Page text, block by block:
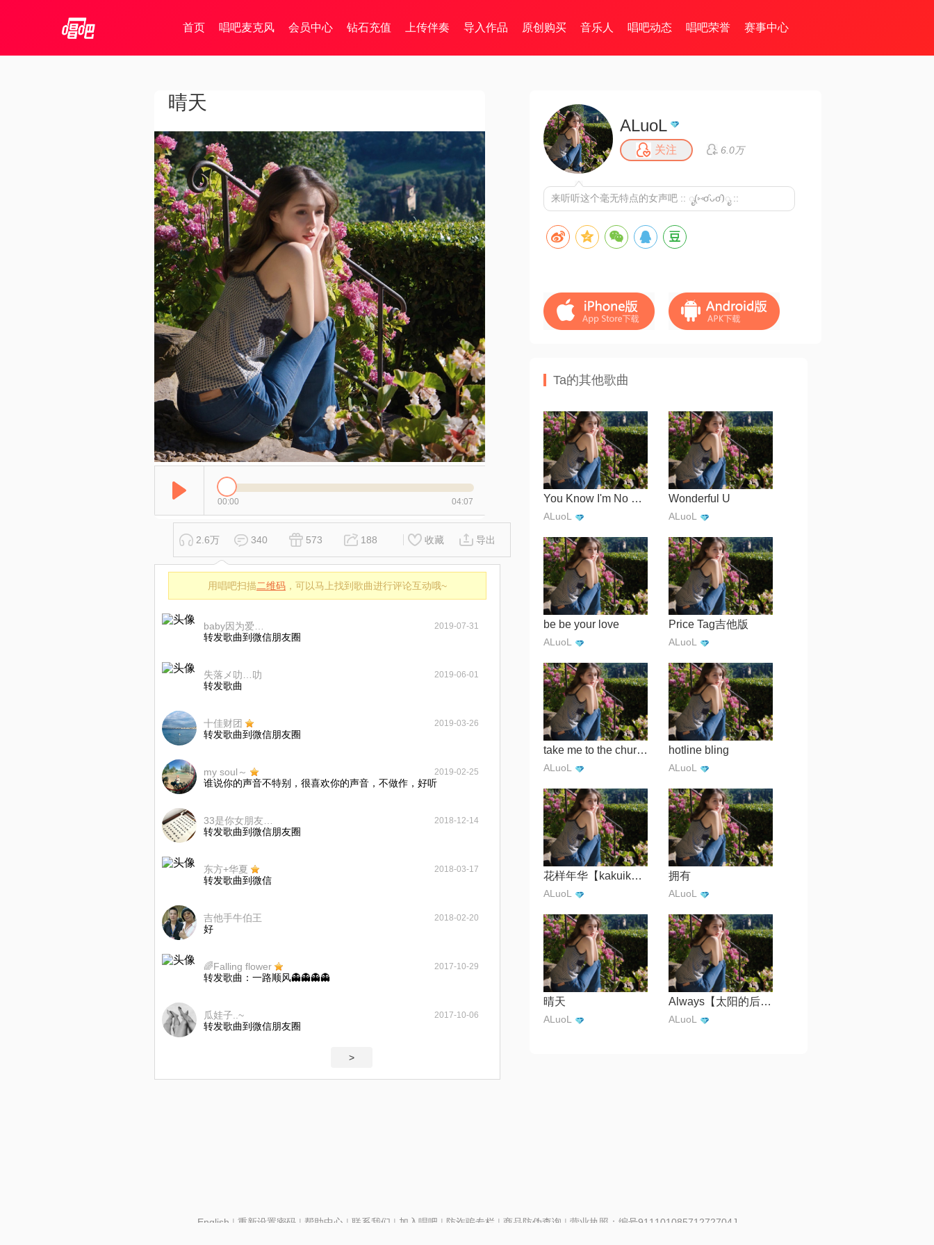
首页 唱吧麦克风 会员中心 钻石充值 上传伴奏 导入作品 原创购买 音乐人 唱吧动态 唱吧荣誉 赛事中心
晴天
00:00 04:07
2.6万 340 573 188 收藏 导出
用唱吧扫描二维码 ，可以马上找到歌曲进行评论互动哦~
2019-07-31
转发歌曲到微信朋友圈
失落メ叻…叻 2019-06-01
转发歌曲
十佳财团 2019-03-26
转发歌曲到微信朋友圈
my soul～ 2019-02-25
谁说你的声音不特别，很喜欢你的声音，不做作，好听
2018-12-14
转发歌曲到微信朋友圈
东方+华夏 2018-03-17
转发歌曲到微信
吉他手牛伯王 2018-02-20
好
🌈Falling flower 2017-10-29
转发歌曲：一路顺风👻👻👻👻
瓜娃子..~ 2017-10-06
转发歌曲到微信朋友圈
>
ALuoL
关注 6.0万
来听听这个毫无特点的女声吧 :: ೖ(⑅σ̑ᴗσ̑)ೖ ::
Ta的其他歌曲
You Know I'm No Good
ALuoL
Wonderful U
ALuoL
be be your love
ALuoL
Price Tag吉他版
ALuoL
take me to the church(guitar ver.)
ALuoL
hotline bling
ALuoL
花样年华【kakuikoma】
ALuoL
拥有
ALuoL
晴天
ALuoL
Always【太阳的后裔 OST】
ALuoL
English | 重新设置密码| 帮助中心 | 联系我们 | 加入唱吧 | 防诈骗专栏 | 商品防伪查询 | 营业执照：编号91110108571272704J